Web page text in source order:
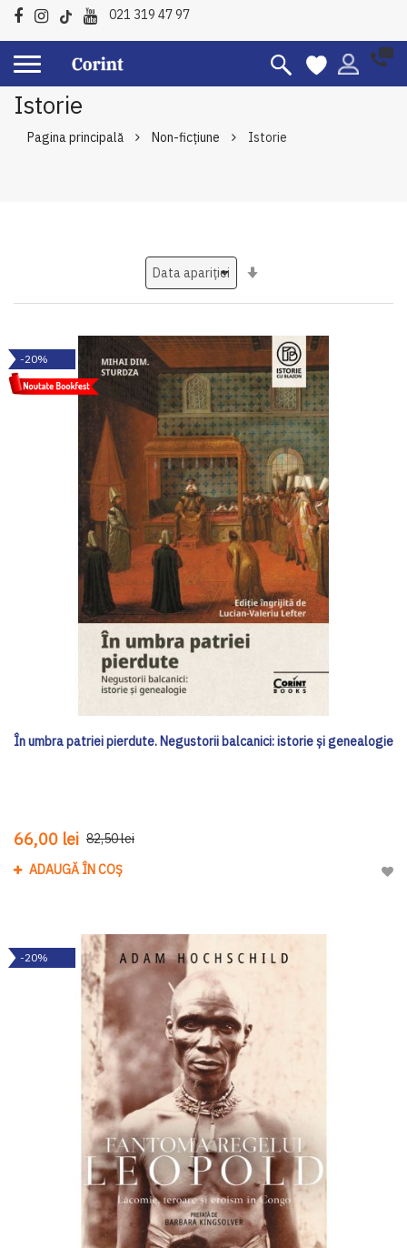
021 319 47 97
Istorie
Pagina principală Non-ficțiune Istorie
-20%
În umbra patriei pierdute. Negustorii balcanici: istorie și genealogie
66,00 lei 82,50 lei
ADAUGĂ ÎN COȘ
-20%